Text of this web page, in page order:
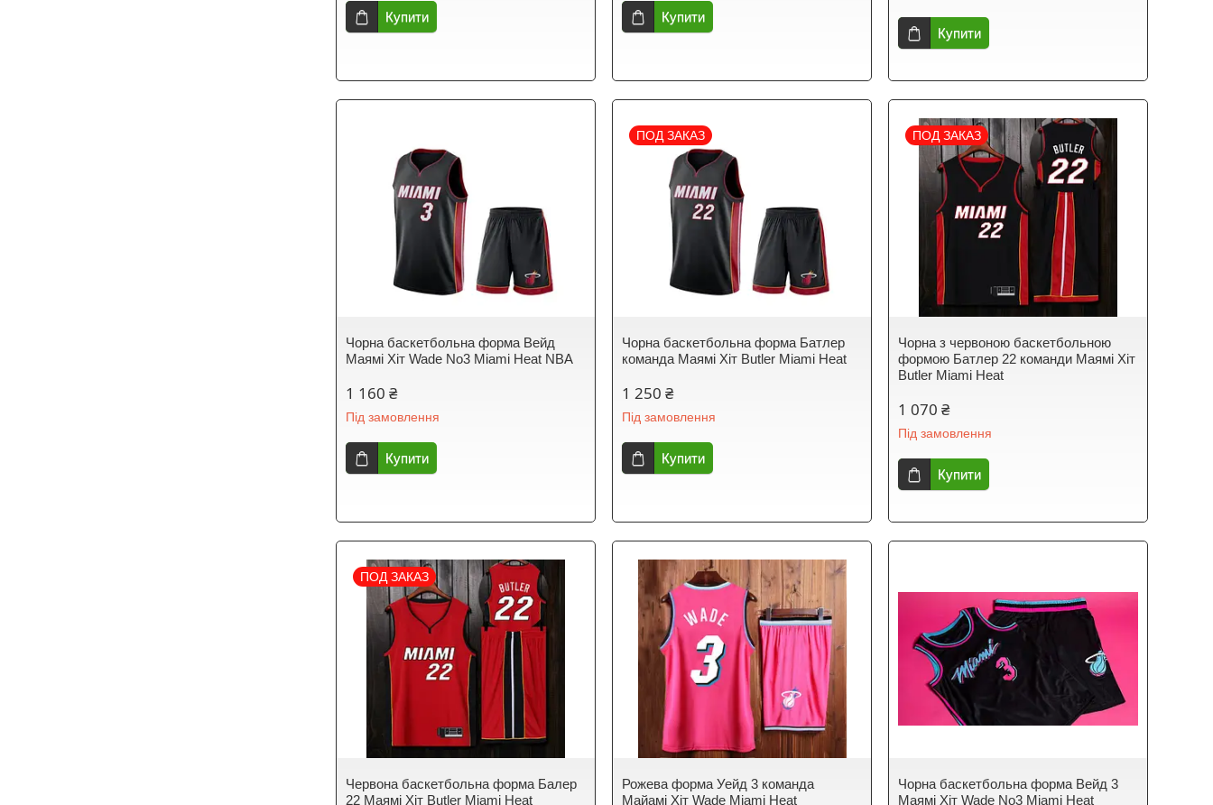
Купити Купити
Купити
Чорна баскетбольна форма Вейд
Маямі Хіт Wade No3 Miami Heat NBA
1 160 ₴
Під замовлення
Купити
ПОД ЗАКАЗ
Чорна баскетбольна форма Батлер
команда Маямі Хіт Butler Miami Heat
1 250 ₴
Під замовлення
Купити
ПОД ЗАКАЗ
Чорна з червоною баскетбольною
формою Батлер 22 команди Маямі Хіт
Butler Miami Heat
1 070 ₴
Під замовлення
Купити
ПОД ЗАКАЗ
Червона баскетбольна форма Балер
22 Маямі Хіт Butler Miami Heat
Рожева форма Уейд 3 команда
Майамі Хіт Wade Miami Heat
Чорна баскетбольна форма Вейд 3
Маямі Хіт Wade No3 Miami Heat